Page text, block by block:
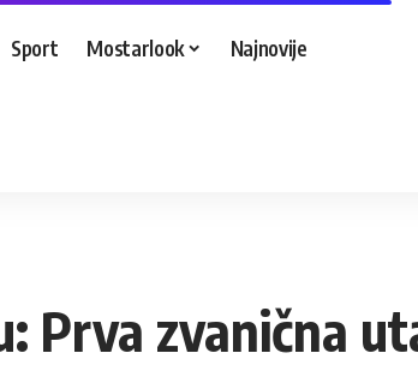
Sport Mostarlook Najnovije
Prva zvanična